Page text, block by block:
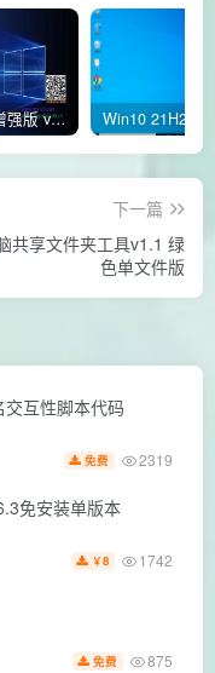
帽帽PE网络增强版 v2.4版本
下一篇
共享文件夹工具v1.1 绿
色单文件版
互性脚本代码
免费 2319
免安装单版本
￥8 1742
免费 875